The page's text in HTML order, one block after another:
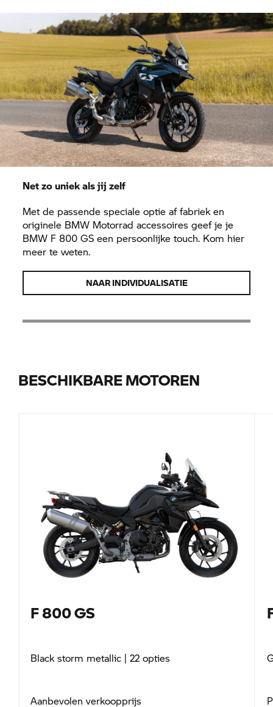
Net zo uniek als jij zelf
Met de passende speciale optie af fabriek en
originele BMW Motorrad accessoires geef je je
BMW F 800 GS een persoonlijke touch. Kom hier
meer te weten.
NAAR INDIVIDUALISATIE
BESCHIKBARE MOTOREN
F 800 GS
Black storm metallic | 22 opties
Aanbevolen verkoopprijs